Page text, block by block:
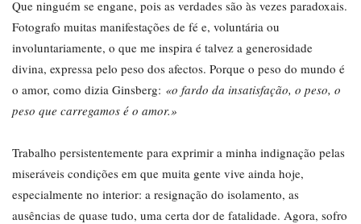
Que ninguém se engane, pois as verdades são às vezes paradoxais.
Fotografo muitas manifestações de fé e, voluntária ou
involuntariamente, o que me inspira é talvez a generosidade
divina, expressa pelo peso dos afectos. Porque o peso do mundo é
o amor, como dizia Ginsberg: «o fardo da insatisfação, o peso, o
peso que carregamos é o amor.»
Trabalho persistentemente para exprimir a minha indignação pelas
miseráveis condições em que muita gente vive ainda hoje,
especialmente no interior: a resignação do isolamento, as
ausências de quase tudo, uma certa dor de fatalidade. Agora, sofro